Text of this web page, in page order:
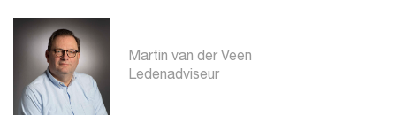
Martin van der Veen
Ledenadviseur